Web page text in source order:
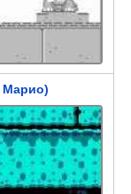
Марио)